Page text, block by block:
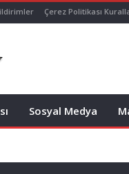
Çerez Politikası
Sosyal Medya